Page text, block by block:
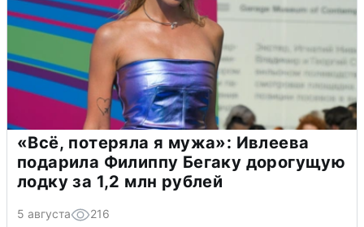
«Всё, потеряла я мужа»: Ивлеева
подарила Филиппу Бегаку дорогущую
лодку за 1,2 млн рублей
5 августа 216